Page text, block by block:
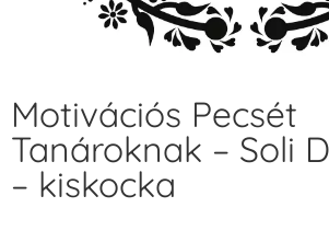
Motivációs Pecsét
Tanároknak – Soli
– kiskocka